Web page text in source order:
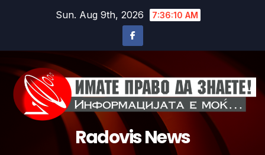
Sun. Aug 9th, 2026 7:36:13 AM
Radovis News